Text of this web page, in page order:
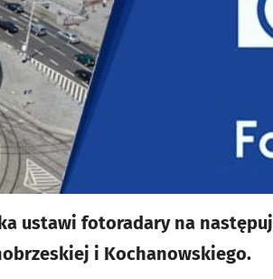
ustawi fotoradary na
i Kochanowskiego.